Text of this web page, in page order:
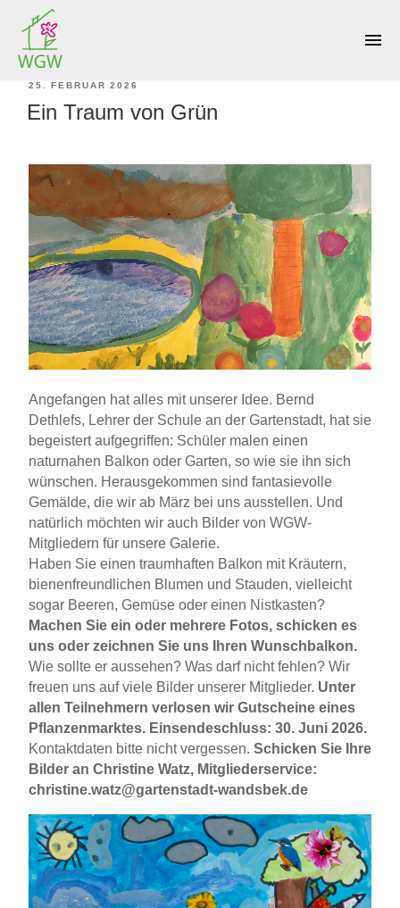
menu
SCHLAGWORT:
VERÖFFENTLICHT
AM
25. FEBRUAR 2026
Ein Traum von Grün
Angefangen hat alles mit unserer Idee. Bernd
Dethlefs, Lehrer der Schule an der Gartenstadt, hat sie
begeistert aufgegriffen: Schüler malen einen
naturnahen Balkon oder Garten, so wie sie ihn sich
wünschen. Herausgekommen sind fantasievolle
Gemälde, die wir ab März bei uns ausstellen. Und
natürlich möchten wir auch Bilder von WGW-
Mitgliedern für unsere Galerie.
Haben Sie einen traumhaften Balkon mit Kräutern,
bienenfreundlichen Blumen und Stauden, vielleicht
sogar Beeren, Gemüse oder einen Nistkasten?
Machen Sie ein oder mehrere Fotos, schicken es
uns oder zeichnen Sie uns Ihren Wunschbalkon.
Wie sollte er aussehen? Was darf nicht fehlen? Wir
freuen uns auf viele Bilder unserer Mitglieder. Unter
allen Teilnehmern verlosen wir Gutscheine eines
Pflanzenmarktes. Einsendeschluss: 30. Juni 2026.
Kontaktdaten bitte nicht vergessen. Schicken Sie Ihre
Bilder an Christine Watz, Mitgliederservice:
christine.watz@gartenstadt-wandsbek.de